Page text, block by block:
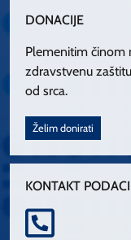
DONACIJE
Plemenitim činom
zdravstvenu
od srca.
Želim donirati
KONTAKT PODACI